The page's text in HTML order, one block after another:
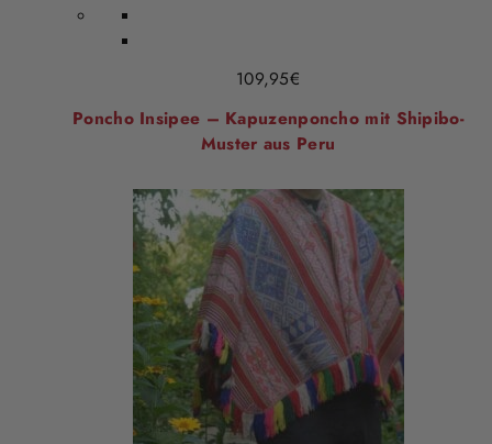
109,95€
Poncho Insipee – Kapuzenponcho mit Shipibo-
Muster aus Peru